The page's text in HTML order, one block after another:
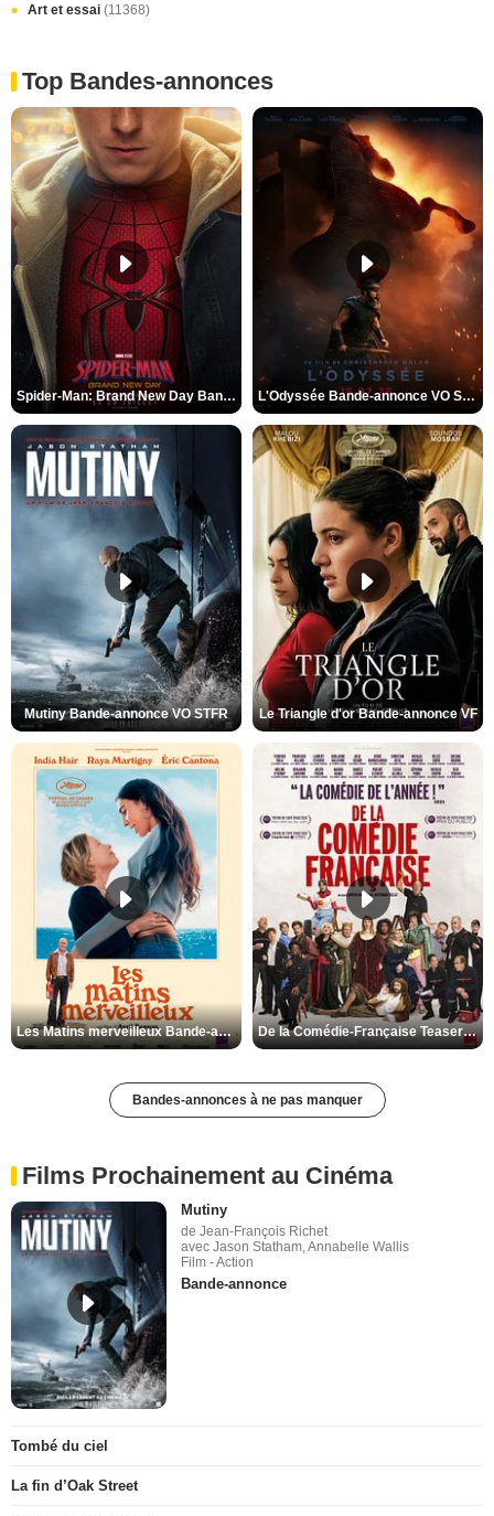
Art et essai (11368)
Top Bandes-annonces
Spider-Man: Brand New Day Bande-annonce VO STFR L'Odyssée Bande-annonce VO STFR
Mutiny Bande-annonce VO STFR Le Triangle d'or Bande-annonce VF
Les Matins merveilleux Bande-annonce VF De la Comédie-Française Teaser VF
Bandes-annonces à ne pas manquer
Films Prochainement au Cinéma
Mutiny
de Jean-François Richet
avec Jason Statham, Annabelle Wallis
Film - Action
Bande-annonce
Tombé du ciel
La fin d’Oak Street